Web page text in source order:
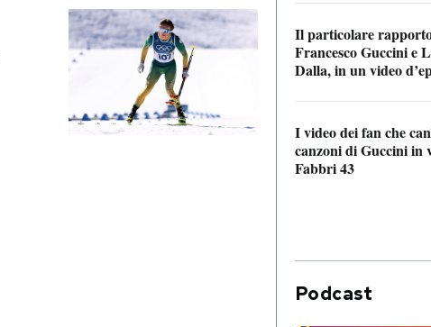
Il particolare
Francesco Guccini e
Dalla, in un video
I video dei fan che
canzoni di Guccini in
Fabbri 43
Podcast